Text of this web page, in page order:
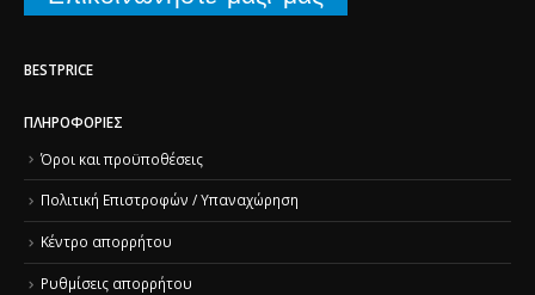
BESTPRICE
ΠΛΗΡΟΦΟΡΊΕΣ
Όροι και προϋποθέσεις
Πολιτική Επιστροφών / Υπαναχώρηση
Κέντρο απορρήτου
Ρυθμίσεις απορρήτου